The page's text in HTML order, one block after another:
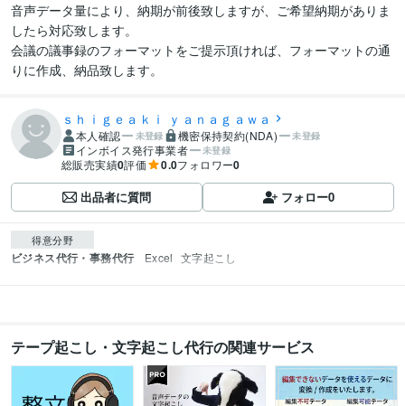
音声データ量により、納期が前後致しますが、ご希望納期がありま
したら対応致します。
会議の議事録のフォーマットをご提示頂ければ、フォーマットの通
りに作成、納品致します。
ｓｈｉｇｅａｋｉ ｙａｎａｇａｗａ
本人確認 未登録 機密保持契約(NDA) 未登録
インボイス発行事業者 未登録
総販売実績0評価 0.0フォロワー0
出品者に質問 フォロー0
得意分野
ビジネス代行・事務代行 Excel 文字起こし
テープ起こし・文字起こし代行の関連サービス